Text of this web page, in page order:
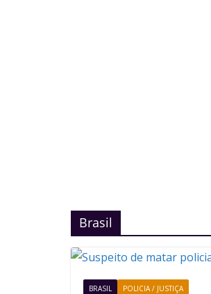
Brasil
BRASIL POLICIA / JUSTIÇA